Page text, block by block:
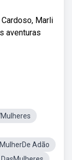
Marli
aventuras
MulherDe Adão